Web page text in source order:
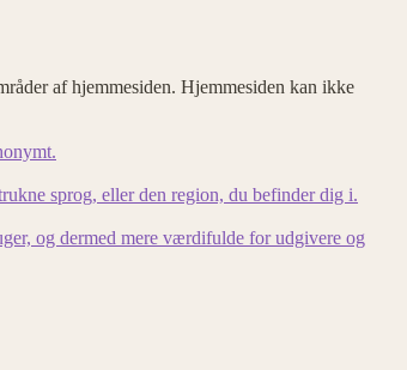
af hjemmesiden. Hjemmesiden kan ikke
sprog, eller den region, du befinder dig i.
og dermed mere værdifulde for udgivere og